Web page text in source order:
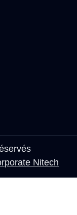
Nitech